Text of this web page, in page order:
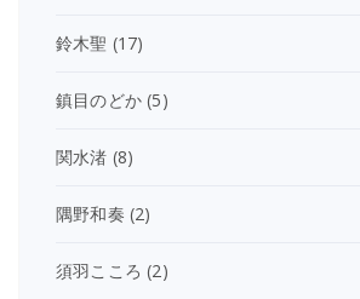
鈴木聖 (17)
鎮目のどか (5)
関水渚 (8)
隅野和奏 (2)
須羽こころ (2)